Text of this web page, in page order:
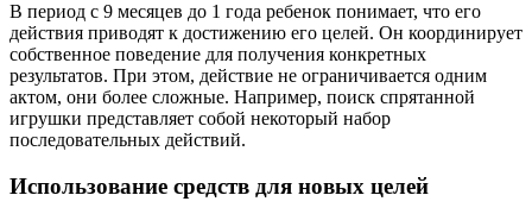
В период с 9 месяцев до 1 года ребенок понимает, что его
действия приводят к достижению его целей. Он координирует
собственное поведение для получения конкретных
результатов. При этом, действие не ограничивается одним
актом, они более сложные. Например, поиск спрятанной
игрушки представляет собой некоторый набор
последовательных действий.
Использование средств для новых целей